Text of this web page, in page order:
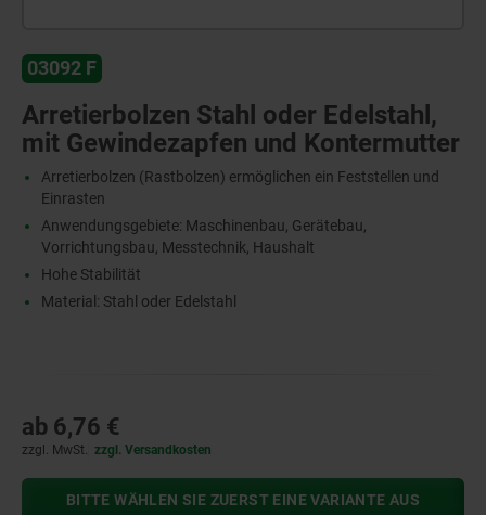
03092 F
Arretierbolzen Stahl oder Edelstahl,
mit Gewindezapfen und Kontermutter
Arretierbolzen (Rastbolzen) ermöglichen ein Feststellen und
Einrasten
Anwendungsgebiete: Maschinenbau, Gerätebau,
Vorrichtungsbau, Messtechnik, Haushalt
Hohe Stabilität
Material: Stahl oder Edelstahl
ab 6,76 €
zzgl. MwSt. zzgl. Versandkosten
BITTE WÄHLEN SIE ZUERST EINE VARIANTE AUS